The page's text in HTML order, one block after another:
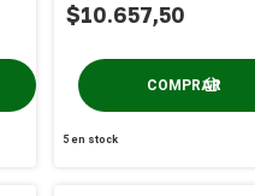
$10.657,50
5en stock